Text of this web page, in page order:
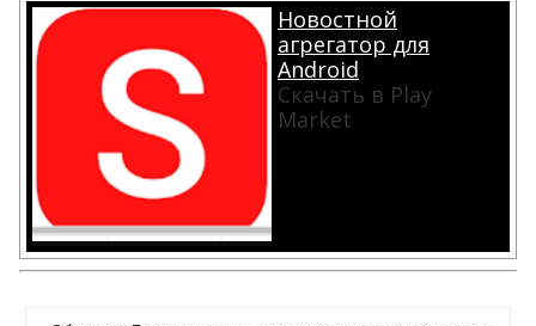
Новостной
агрегатор для
Android
Скачать в Play
Market